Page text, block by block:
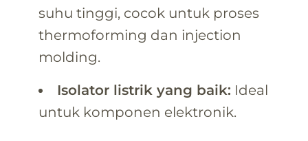
suhu tinggi, cocok untuk proses
thermoforming dan injection
molding.
Isolator listrik yang baik: Ideal
untuk komponen elektronik.